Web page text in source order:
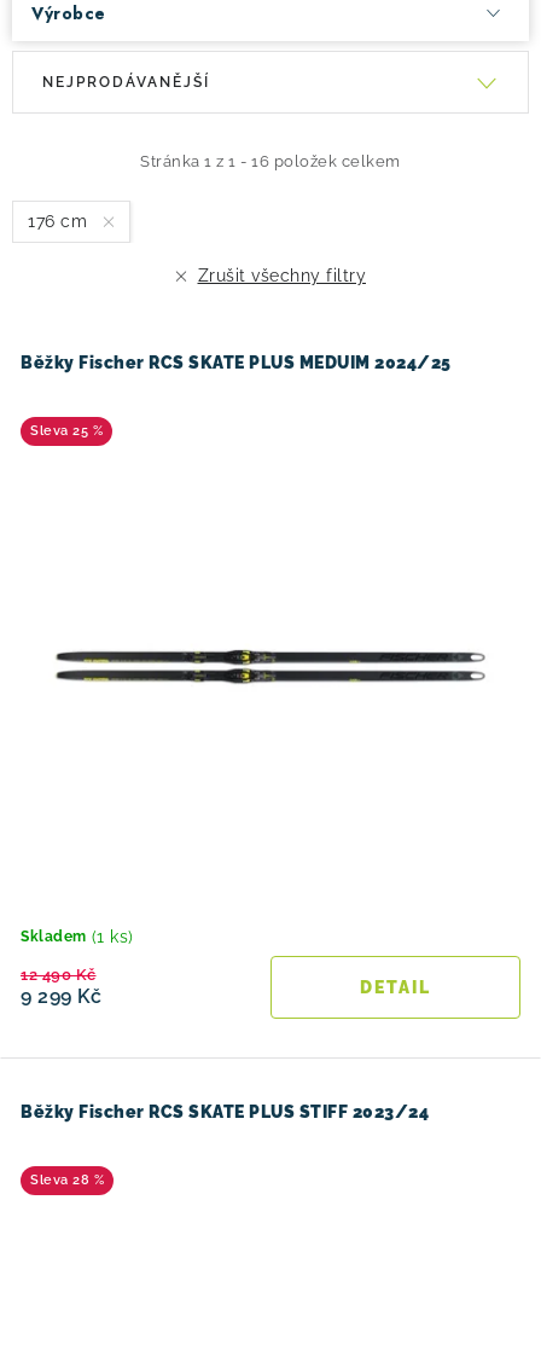
Výrobce
V
s
p
u
t
Stránka1 z1 -16 položek celkem
Ř
n
í
d
k
NEJPRODÁVANĚJŠÍ
176 cm
Zrušit všechny filtry
Běžky Fischer RCS SKATE PLUS MEDUIM 2024/25
25 %
Skladem (1 ks)
9 299 Kč
12 490 Kč
Běžky Fischer RCS SKATE PLUS STIFF 2023/24
28 %